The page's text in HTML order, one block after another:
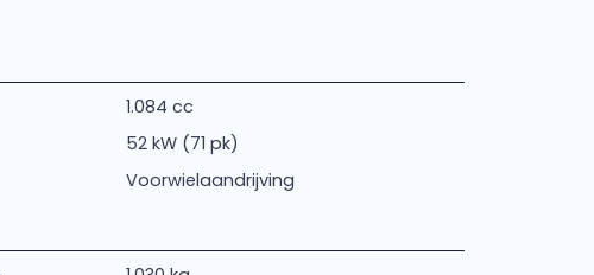
1.084 cc
52 kW (71 pk)
Voorwielaandrijving